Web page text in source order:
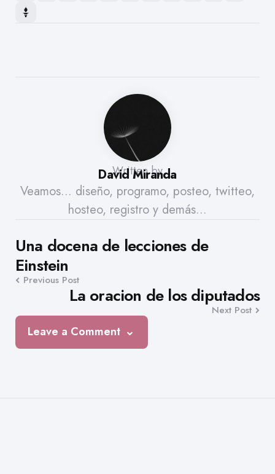
Written by
David Miranda
Veamos... diseño, programo, posteo, twitteo,
hosteo, registro y demás...
Post
navigation
Una docena de lecciones de
Einstein
Previous Post
La oracion de los diputados
Next Post
Leave a Comment